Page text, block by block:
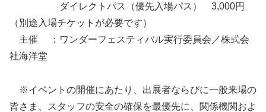
ダイレクトパス（優先入場パス） 3,000円
（別途入場チケットが必要です）
主催 ：ワンダーフェスティバル実行委員会／株式会
社海洋堂
※イベントの開催にあたり、出展者ならびに一般来場の
皆さま、スタッフの安全の確保を最優先に、関係機関およ